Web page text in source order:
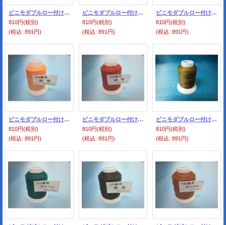
ビニモダブルロー付け ０番手 55番色・ターコイズ
810円(税別)
(税込: 891円)
ビニモダブルロー付け ０番手 100番色・生地
810円(税別)
(税込: 891円)
ビニモダブルロー付け ０番手 102番色・ライトベージュ
810円(税別)
(税込: 891円)
ビニモダブルロー付け ０番手 103番色・肌色
810円(税別)
(税込: 891円)
ビニモダブルロー付け ０番手 105番色・柿色
810円(税別)
(税込: 891円)
ビニモダブルロー付け ０番手 108番色・ベージュ
810円(税別)
(税込: 891円)